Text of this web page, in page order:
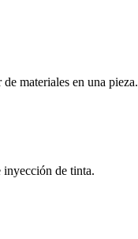
materiales en una pieza.
de tinta.